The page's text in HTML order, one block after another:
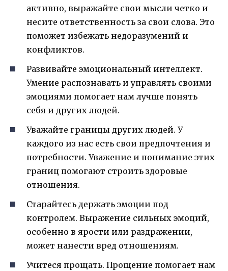
активно, выражайте свои мысли четко и
несите ответственность за свои слова. Это
поможет избежать недоразумений и
конфликтов.
Развивайте эмоциональный интеллект.
Умение распознавать и управлять своими
эмоциями помогает нам лучше понять
себя и других людей.
Уважайте границы других людей. У
каждого из нас есть свои предпочтения и
потребности. Уважение и понимание этих
границ помогают строить здоровые
отношения.
Старайтесь держать эмоции под
контролем. Выражение сильных эмоций,
особенно в ярости или раздражении,
может нанести вред отношениям.
Учитеся прощать. Прощение помогает нам